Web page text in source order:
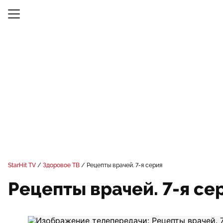
StarHit TV Здоровое ТВ Рецепты врачей. 7-я серия
Рецепты врачей. 7-я